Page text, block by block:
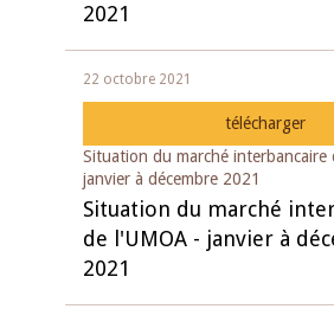
2021
22 octobre 2021
télécharger
Situation du marché interbancaire
janvier à décembre 2021
Situation du marché
de l'UMOA - janvier à
2021